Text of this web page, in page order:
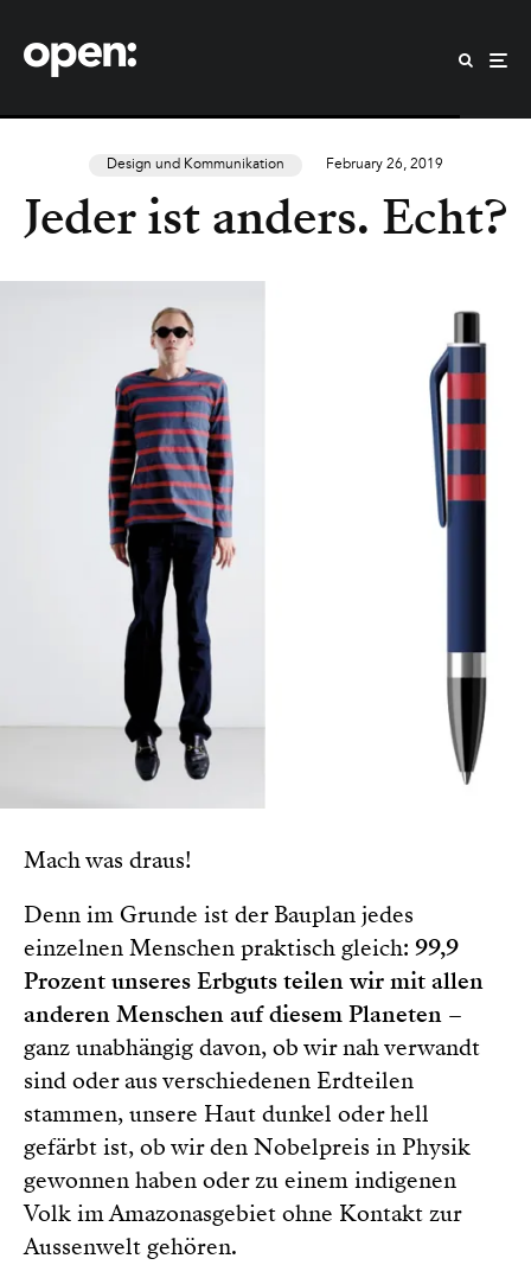
Design und Kommunikation February 26, 2019
Jeder ist anders. Echt?
Mach was draus!
Denn im Grunde ist der Bauplan jedes
einzelnen Menschen praktisch gleich: 99,9
Prozent unseres Erbguts teilen wir mit allen
anderen Menschen auf diesem Planeten –
ganz unabhängig davon, ob wir nah verwandt
sind oder aus verschiedenen Erdteilen
stammen, unsere Haut dunkel oder hell
gefärbt ist, ob wir den Nobelpreis in Physik
gewonnen haben oder zu einem indigenen
Volk im Amazonasgebiet ohne Kontakt zur
Aussenwelt gehören.